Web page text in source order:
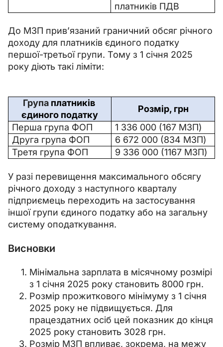
платників ПДВ
До МЗП прив’язаний граничний обсяг річного
доходу для платників єдиного податку
першої-третьої групи. Тому з 1 січня 2025
року діють такі ліміти:
Група платників
єдиного податку
Розмір, грн
Перша група ФОП
1 336 000 (167 МЗП)
Друга група ФОП
6 672 000 (834 МЗП)
Третя група ФОП
9 336 000 (1167 МЗП)
У разі перевищення максимального обсягу
річного доходу з наступного кварталу
підприємець переходить на застосування
іншої групи єдиного податку або на загальну
систему оподаткування.
Висновки
Мінімальна зарплата в місячному розмірі
з 1 січня 2025 року становить 8000 грн.
Розмір прожиткового мінімуму з 1 січня
2025 року не підвищується. Для
працездатних осіб цей показник до кінця
2025 року становить 3028 грн.
Розмір МЗП впливає, зокрема, на межу